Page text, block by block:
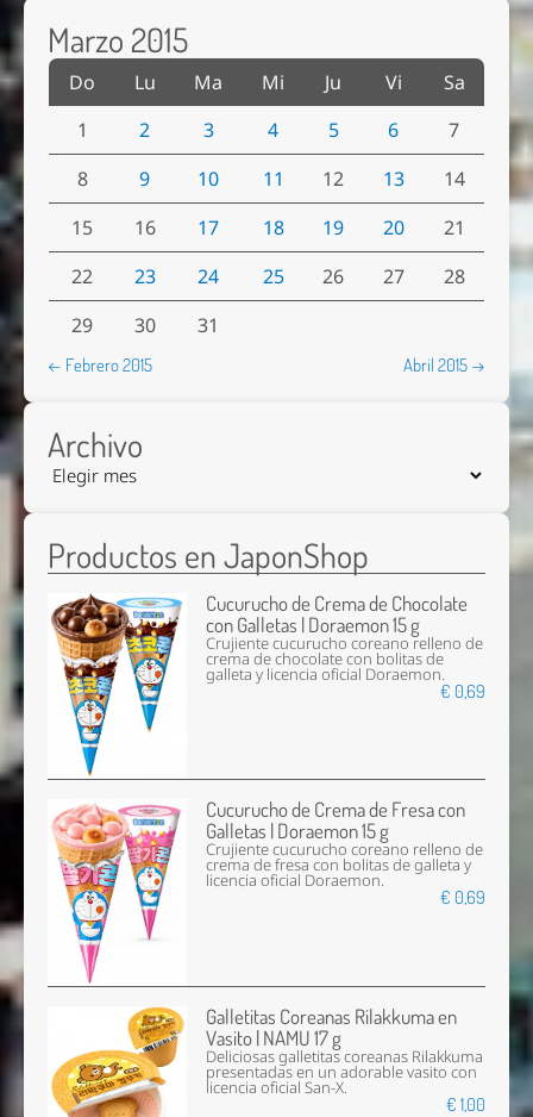
Marzo 2015
Do Lu Ma Mi Ju Vi
Sa
1
2 3 4 5 6
7
8
9 10 11 12 13
14
15
16 17 18 19 20
21
22
23 24 25 26 27
28
29
30 31
← Febrero 2015 Abril 2015 →
Archivo
Productos en JaponShop
Cucurucho de Crema de Chocolate
con Galletas | Doraemon 15 g
Crujiente cucurucho coreano relleno de
crema de chocolate con bolitas de
galleta y licencia oficial Doraemon.
€ 0,69
Cucurucho de Crema de Fresa con
Galletas | Doraemon 15 g
Crujiente cucurucho coreano relleno de
crema de fresa con bolitas de galleta y
licencia oficial Doraemon.
€ 0,69
Galletitas Coreanas Rilakkuma en
Vasito | NAMU 17 g
Deliciosas galletitas coreanas Rilakkuma
presentadas en un adorable vasito con
licencia oficial San-X.
€ 1,00